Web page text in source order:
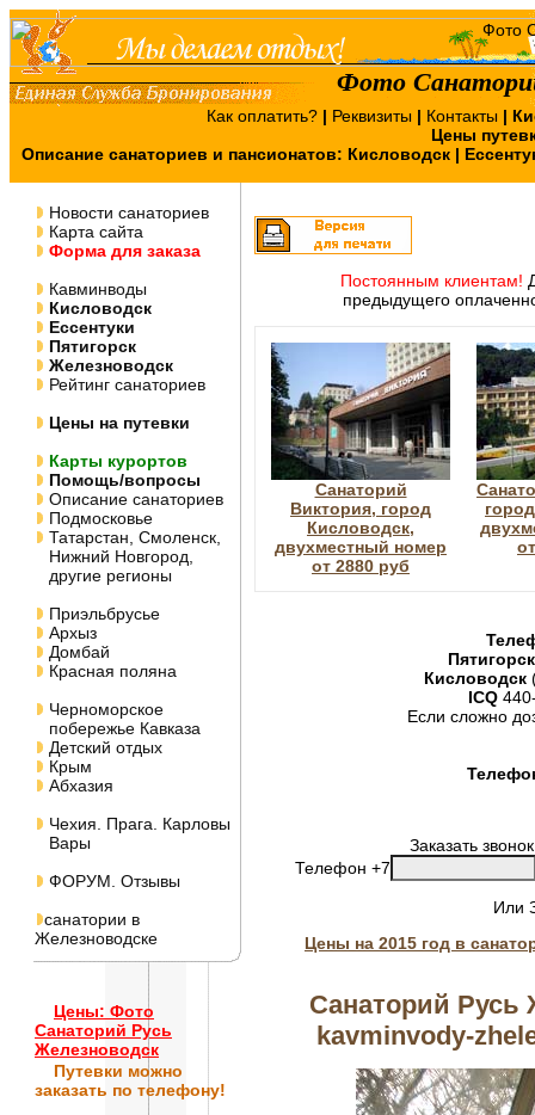
Фото
Как оплатить? | Реквизиты | Контакты |
Цены
Описание санаториев и пансионатов: Кисловодск |
Новости санаториев
Карта сайта
Форма для заказа
Кавминводы
Кисловодск
Ессентуки
Пятигорск
Железноводск
Рейтинг санаториев
Цены на путевки
Карты курортов
Помощь/вопросы
Описание санаториев
Подмосковье
Татарстан, Смоленск,
Нижний Новгород,
другие регионы
Приэльбрусье
Архыз
Домбай
Красная поляна
Черноморское
побережье Кавказа
Детский отдых
Крым
Абхазия
Чехия. Прага. Карловы
Вары
ФОРУМ. Отзывы
санатории в
Железноводске
Цены: Фото
Санаторий Русь
Железноводск
Путевки можно
заказать по телефону!
Постоянным клиентам!
предыдущего
Санаторий
Виктория, город
Кисловодск,
двухместный номер
от 2880 руб
Пятигорск
Кисловодск
ICQ
Если сложно
Заказать
Телефон +7
Или
Цены на 2015 год в
Санаторий Русь
kavminvody-